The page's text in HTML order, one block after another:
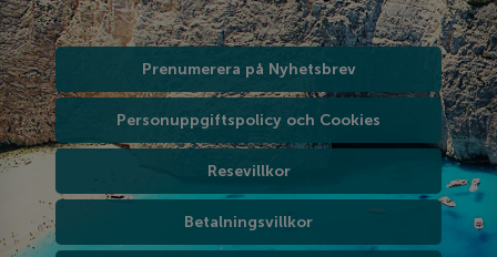
Prenumerera på Nyhetsbrev
Personuppgiftspolicy och Cookies
Resevillkor
Betalningsvillkor